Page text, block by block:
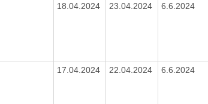
18.04.2024 23.04.2024 6.6.2024
17.04.2024 22.04.2024 6.6.2024